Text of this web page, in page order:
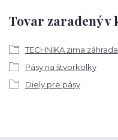
Tovar zaradený v
TECHNIKA zima záhrada
Pásy na štvorkolky
Diely pre pásy